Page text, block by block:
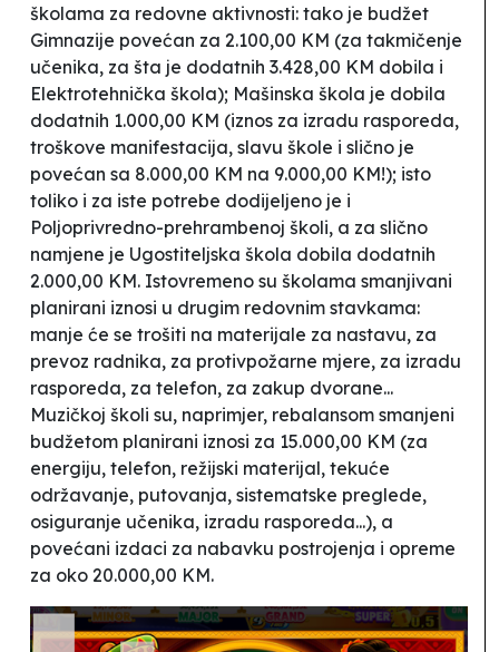
školama za redovne aktivnosti: tako je budžet
Gimnazije povećan za 2.100,00 KM (za takmičenje
učenika, za šta je dodatnih 3.428,00 KM dobila i
Elektrotehnička škola); Mašinska škola je dobila
dodatnih 1.000,00 KM (iznos za izradu rasporeda,
troškove manifestacija, slavu škole i slično je
povećan sa 8.000,00 KM na 9.000,00 KM!); isto
toliko i za iste potrebe dodijeljeno je i
Poljoprivredno-prehrambenoj školi, a za slično
namjene je Ugostiteljska škola dobila dodatnih
2.000,00 KM. Istovremeno su školama smanjivani
planirani iznosi u drugim redovnim stavkama:
manje će se trošiti na materijale za nastavu, za
prevoz radnika, za protivpožarne mjere, za izradu
rasporeda, za telefon, za zakup dvorane...
Muzičkoj školi su, naprimjer, rebalansom smanjeni
budžetom planirani iznosi za 15.000,00 KM (za
energiju, telefon, režijski materijal, tekuće
održavanje, putovanja, sistematske preglede,
osiguranje učenika, izradu rasporeda...), a
povećani izdaci za nabavku postrojenja i opreme
za oko 20.000,00 KM.